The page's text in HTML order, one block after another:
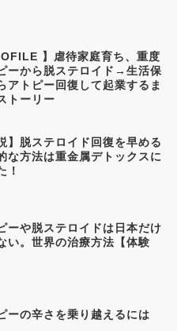
】虐待家庭育ち、重度
ーから脱ステロイド→生活保
アトピー回復して起業するま
トーリー
】脱ステロイド回復を早める
な方法は重金属デトックスに
！
ーや脱ステロイドは日本だけ
い。世界の治療方法【体験
ーの辛さを乗り越えるには